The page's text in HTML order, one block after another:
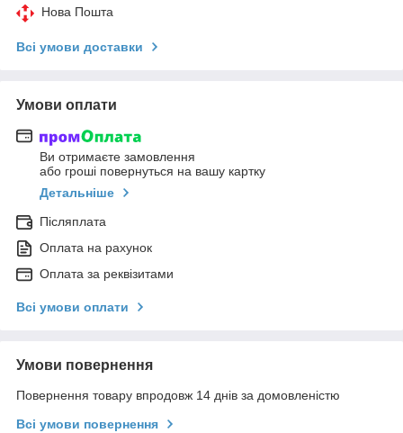
Нова Пошта
Всі умови доставки
Умови оплати
Ви отримаєте замовлення
або гроші повернуться на вашу картку
Детальніше
Післяплата
Оплата на рахунок
Оплата за реквізитами
Всі умови оплати
Умови повернення
Повернення товару впродовж 14 днів за домовленістю
Всі умови повернення